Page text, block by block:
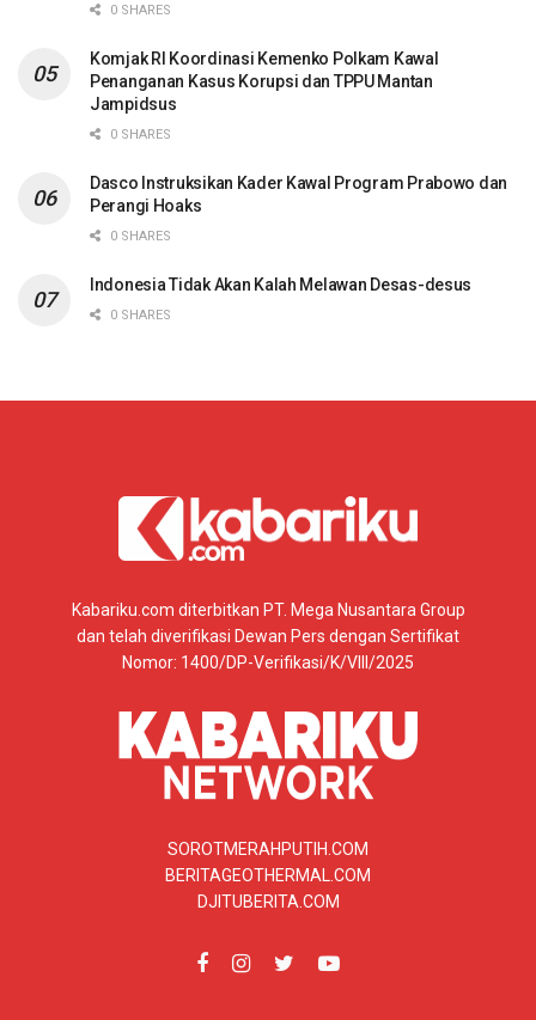
0 SHARES
Komjak RI Koordinasi Kemenko Polkam Kawal
Penanganan Kasus Korupsi dan TPPU Mantan
Jampidsus
0 SHARES
Dasco Instruksikan Kader Kawal Program Prabowo dan
Perangi Hoaks
0 SHARES
Indonesia Tidak Akan Kalah Melawan Desas-desus
0 SHARES
Kabariku.com diterbitkan PT. Mega Nusantara Group
dan telah diverifikasi Dewan Pers dengan Sertifikat
Nomor: 1400/DP-Verifikasi/K/VIII/2025
SOROTMERAHPUTIH.COM
BERITAGEOTHERMAL.COM
DJITUBERITA.COM